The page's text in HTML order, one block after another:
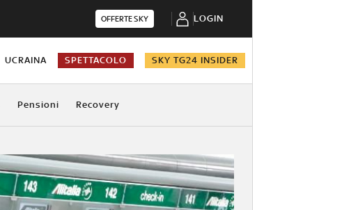
OFFERTE SKY LOGIN
UCRAINA SPETTACOLO SKY TG24 INSIDER
Pensioni Recovery